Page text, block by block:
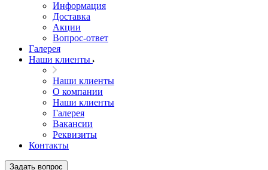
Информация
Доставка
Акции
Вопрос-ответ
Галерея
Наши клиенты
Наши клиенты
О компании
Наши клиенты
Галерея
Вакансии
Реквизиты
Контакты
Задать вопрос